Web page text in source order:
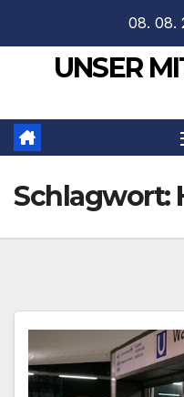
springen
08. 08.
UNSER
Schlagwort: